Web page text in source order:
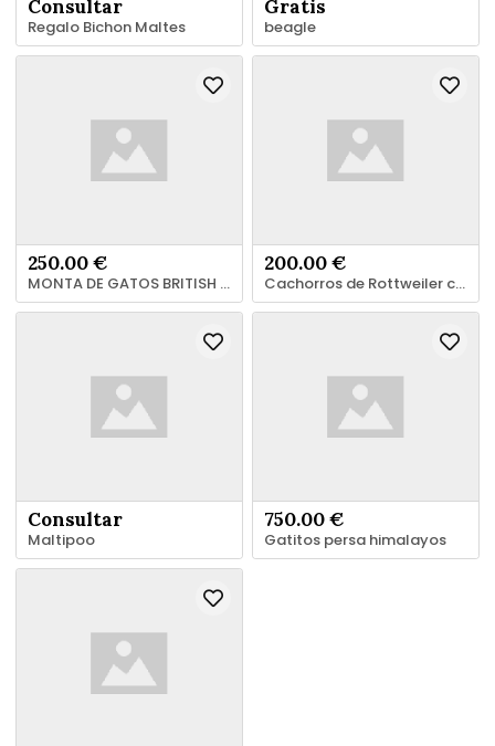
Consultar
Regalo Bichon Maltes
Gratis
beagle
250.00 €
MONTA DE GATOS BRITISH SHORTAIR GOLDEN
200.00 €
Cachorros de Rottweiler con pedigrí
Consultar
Maltipoo
750.00 €
Gatitos persa himalayos